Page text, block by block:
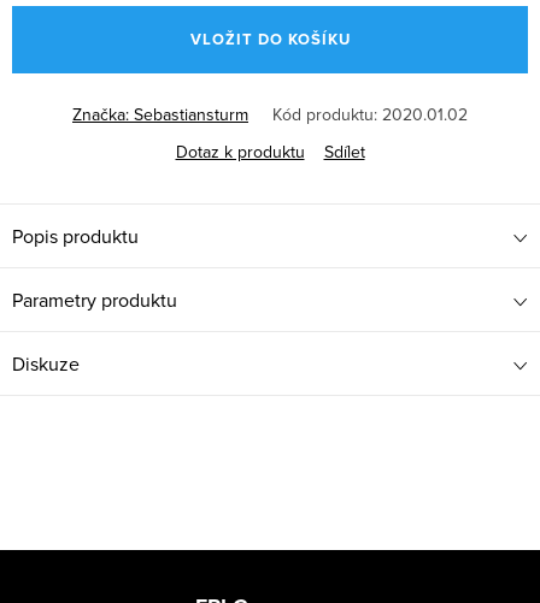
cena:
VLOŽIT DO KOŠÍKU
Značka: Sebastiansturm Kód produktu: 2020.01.02
Dotaz k produktu
Sdílet
Popis produktu
Parametry produktu
Diskuze